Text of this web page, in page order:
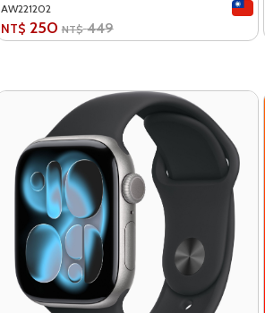
AW221202
NT$ 250 NT$ 449